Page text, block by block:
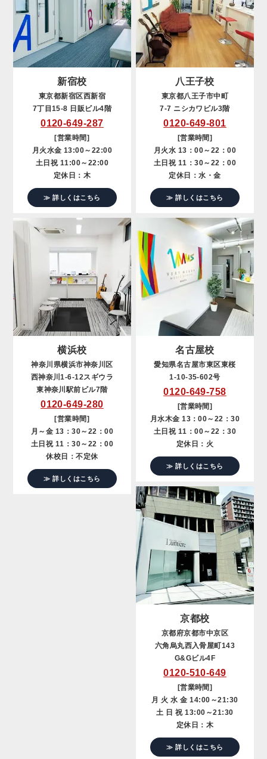
新宿校
東京都新宿区西新宿
7丁目15-8 日販ビル4階
0120-649-287
[営業時間]
月火水金 13:00～22:00
土日祝 11:00～22:00
定休日：木
≫ 詳しくはこちら
八王子校
東京都八王子市中町
7-7 ニシカワビル3階
0120-649-801
[営業時間]
月火水 13：00～22：00
土日祝 11：30～22：00
定休日：水・金
≫ 詳しくはこちら
横浜校
神奈川県横浜市神奈川区
西神奈川1-6-12スギウラ
東神奈川駅前ビル7階
0120-649-280
[営業時間]
月～金 13：30～22：00
土日祝 11：30～22：00
休校日：不定休
≫ 詳しくはこちら
名古屋校
愛知県名古屋市東区東桜
1-10-35-602号
0120-649-758
[営業時間]
月水木金 13：00～22：30
土日祝 11：00～22：30
定休日：火
≫ 詳しくはこちら
京都校
京都府京都市中京区
六角烏丸西入骨屋町143
G&Gビル4F
0120-510-649
[営業時間]
月 火 水 金 14:00～21:30
土 日 祝 13:00～21:30
定休日：木
≫ 詳しくはこちら